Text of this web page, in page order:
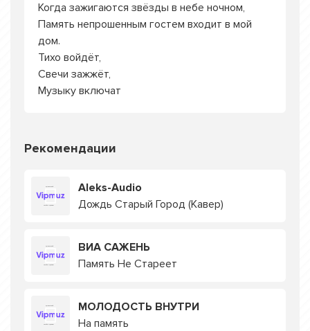
Когда зажигаются звёзды в небе ночном,
Память непрошенным гостем входит в мой
дом.
Тихо войдёт,
Свечи зажжёт,
Музыку включат
Рекомендации
Aleks-Audio
Дождь Старый Город (Кавер)
ВИА САЖЕНЬ
Память Не Стареет
МОЛОДОСТЬ ВНУТРИ
На память